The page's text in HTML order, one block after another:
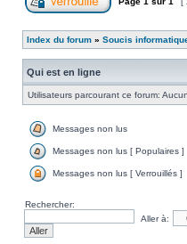
Index du forum » Soucis
Qui est en ligne
Utilisateurs parcourant ce forum:
Messages non lus
Messages non lus [ Populaires ]
Messages non lus [ Verrouillés ]
Rechercher:
Aller à: